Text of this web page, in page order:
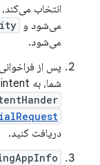
انتخاب می‌کند،
می‌شود و
می‌شود.
پس از
شما، به intent مرتبط دسترسی پیدا کنید و آن را به کلاس
دریافت کنید.